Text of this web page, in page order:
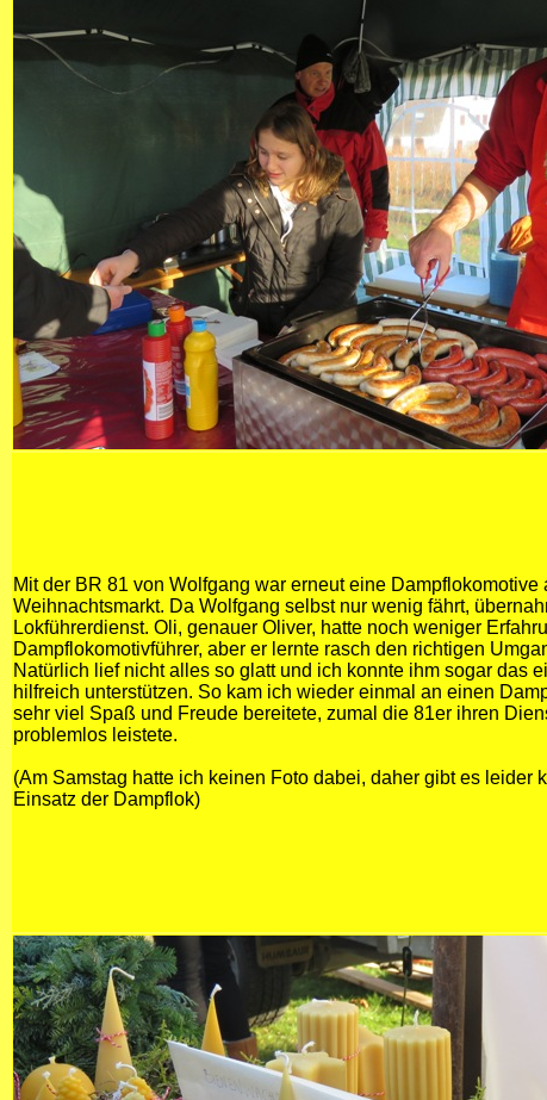
Mit der BR 81 von Wolfgang war erneut eine Dampflokomotive
Weihnachtsmarkt. Da Wolfgang selbst nur wenig fährt,
Lokführerdienst. Oli, genauer Oliver, hatte noch weniger
Dampflokomotivführer, aber er lernte rasch den richtigen
Natürlich lief nicht alles so glatt und ich konnte ihm sogar das
hilfreich unterstützen. So kam ich wieder einmal an einen
sehr viel Spaß und Freude bereitete, zumal die 81er ihren
problemlos leistete.
(Am Samstag hatte ich keinen Foto dabei, daher gibt es leider
Einsatz der Dampflok)